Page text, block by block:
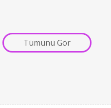
Tümünü Gör